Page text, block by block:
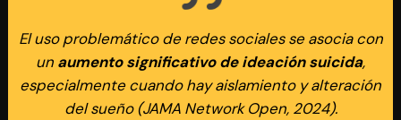
El uso problemático de redes sociales se asocia con
un aumento significativo de ideación suicida,
especialmente cuando hay aislamiento y alteración
del sueño (JAMA Network Open, 2024).